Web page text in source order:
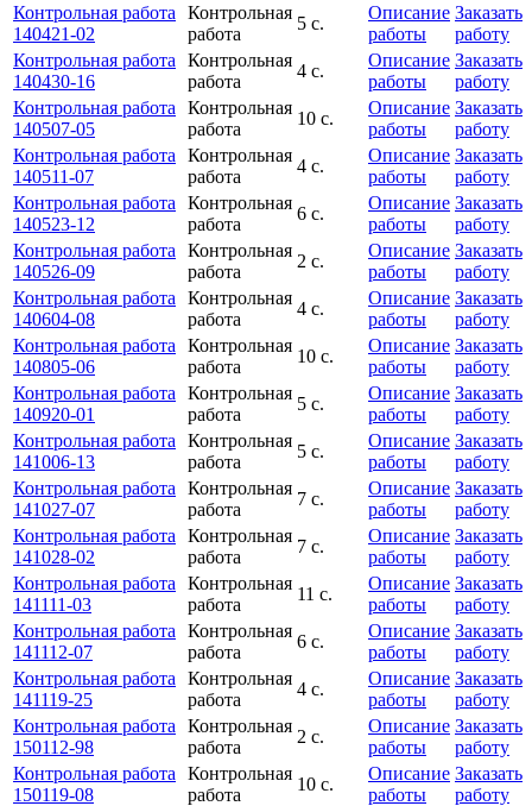
Контрольная работа
140421-02
Контрольная
работа
5 с.
Описание
работы
Заказать
работу
Контрольная работа
140430-16
Контрольная
работа
4 с.
Описание
работы
Заказать
работу
Контрольная работа
140507-05
Контрольная
работа
10 с.
Описание
работы
Заказать
работу
Контрольная работа
140511-07
Контрольная
работа
4 с.
Описание
работы
Заказать
работу
Контрольная работа
140523-12
Контрольная
работа
6 с.
Описание
работы
Заказать
работу
Контрольная работа
140526-09
Контрольная
работа
2 с.
Описание
работы
Заказать
работу
Контрольная работа
140604-08
Контрольная
работа
4 с.
Описание
работы
Заказать
работу
Контрольная работа
140805-06
Контрольная
работа
10 с.
Описание
работы
Заказать
работу
Контрольная работа
140920-01
Контрольная
работа
5 с.
Описание
работы
Заказать
работу
Контрольная работа
141006-13
Контрольная
работа
5 с.
Описание
работы
Заказать
работу
Контрольная работа
141027-07
Контрольная
работа
7 с.
Описание
работы
Заказать
работу
Контрольная работа
141028-02
Контрольная
работа
7 с.
Описание
работы
Заказать
работу
Контрольная работа
141111-03
Контрольная
работа
11 с.
Описание
работы
Заказать
работу
Контрольная работа
141112-07
Контрольная
работа
6 с.
Описание
работы
Заказать
работу
Контрольная работа
141119-25
Контрольная
работа
4 с.
Описание
работы
Заказать
работу
Контрольная работа
150112-98
Контрольная
работа
2 с.
Описание
работы
Заказать
работу
Контрольная работа
150119-08
Контрольная
работа
10 с.
Описание
работы
Заказать
работу